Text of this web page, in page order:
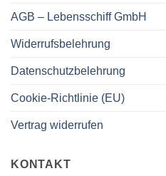
AGB – Lebensschiff GmbH
Widerrufsbelehrung
Datenschutzbelehrung
Cookie-Richtlinie (EU)
Vertrag widerrufen
KONTAKT